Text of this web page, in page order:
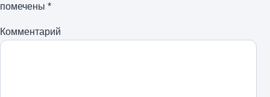
помечены *
Комментарий